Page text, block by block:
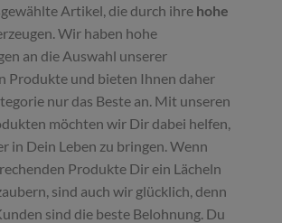
Artikel, die durch ihre hohe
Wir haben hohe
an die Auswahl unserer
Produkte und bieten Ihnen daher
nur das Beste an. Mit unseren
möchten wir Dir dabei helfen,
in Dein Leben zu bringen. Wenn
Produkte Dir ein Lächeln
sind auch wir glücklich, denn
sind die beste Belohnung. Du